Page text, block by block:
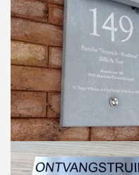
Accessoires
Bestelling op maat
Cadeaubonnen
Modern naambord laser
gesneden